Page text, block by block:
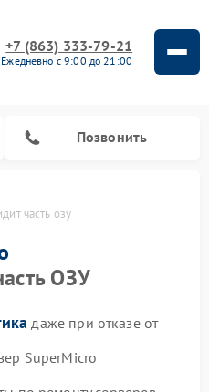
+7 (863) 333-79-21
Ежедневно с 9:00 до 21:00
Позвонить
часть озу
ОЗУ
даже при отказе от
SuperMicro